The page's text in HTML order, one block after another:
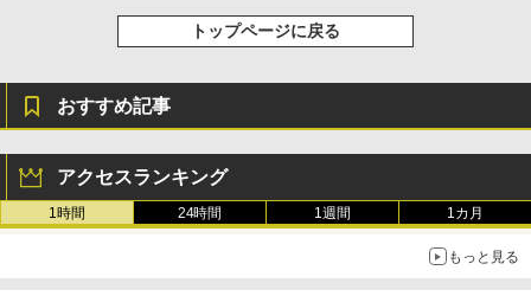
トップページに戻る
おすすめ記事
アクセスランキング
1時間 24時間 1週間 1カ月
もっと見る